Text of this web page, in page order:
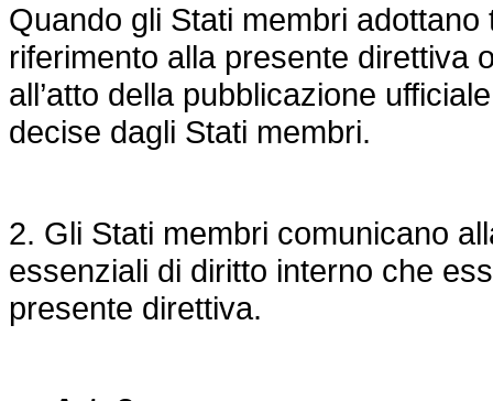
Quando gli Stati membri
riferimento alla presente direttiva
all’atto della pubblicazione
decise dagli Stati membri.
2. Gli Stati membri comunicano
essenziali di diritto interno che
presente direttiva.